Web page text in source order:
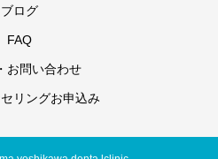
ブログ
FAQ
お問い合わせ
リングお申込み